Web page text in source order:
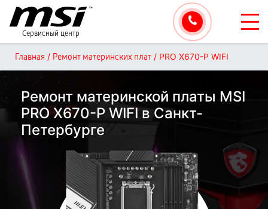
Сервисный центр
Главная / Ремонт материнских плат / PRO X670-P WIFI
Ремонт материнской платы MSI
PRO X670-P WIFI в Санкт-
Петербурге